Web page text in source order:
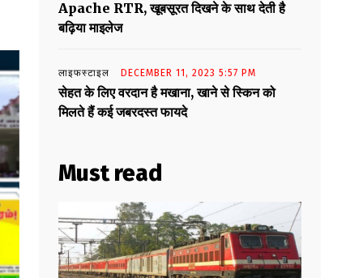
Apache RTR, खूबसूरत दिखने के साथ देती है
बढ़िया माइलेज
लाइफस्टाइल DECEMBER 11, 2023 5:57 PM
सेहत के लिए वरदान है मखाना, खाने से स्किन को
मिलते हैं कई जबरदस्त फायदे
Must read